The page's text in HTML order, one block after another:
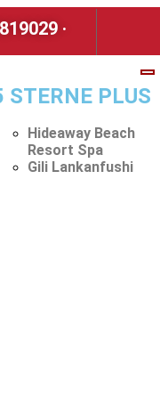
·
STERNE PLUS
Hideaway Beach
Resort Spa
Gili Lankanfushi
- Ab